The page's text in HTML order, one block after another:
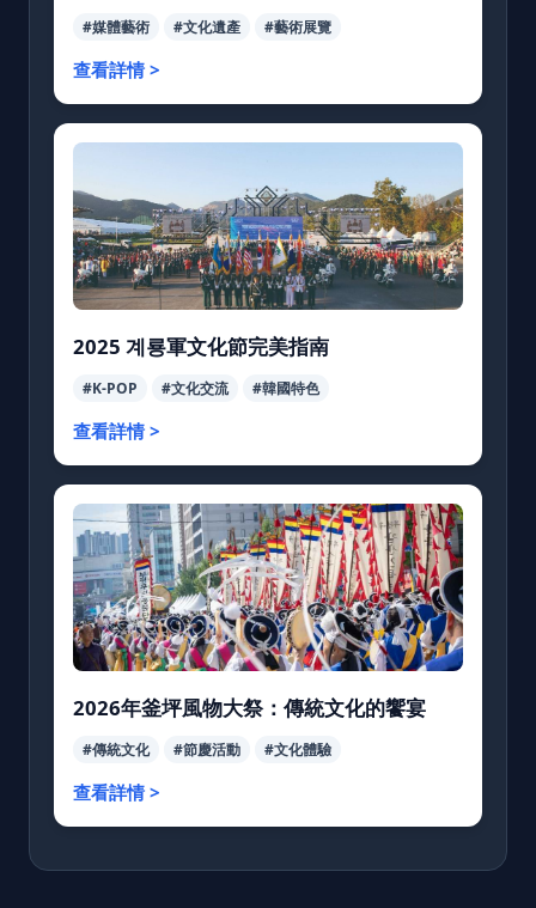
#媒體藝術 #文化遺產 #藝術展覽
查看詳情 >
2025 계룡軍文化節完美指南
#K-POP #文化交流 #韓國特色
查看詳情 >
2026年釜坪風物大祭：傳統文化的饗宴
#傳統文化 #節慶活動 #文化體驗
查看詳情 >